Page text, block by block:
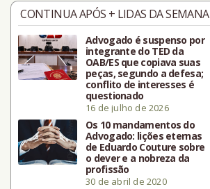
CONTINUA APÓS + LIDAS DA SEMANA
Advogado é suspenso por
integrante do TED da
OAB/ES que copiava suas
peças, segundo a defesa;
conflito de interesses é
questionado
16 de julho de 2026
Os 10 mandamentos do
Advogado: lições eternas
de Eduardo Couture sobre
o dever e a nobreza da
profissão
30 de abril de 2020